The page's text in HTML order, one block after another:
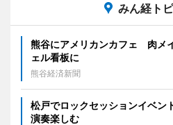
みん経ト
熊谷にアメリカンカフェ 肉メ
ェル看板に
熊谷経済新聞
松戸でロックセッションイベ
演奏楽しむ